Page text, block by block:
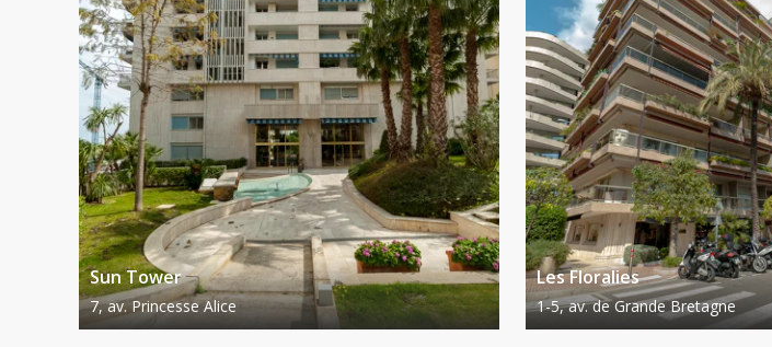
Sun Tower
7, av. Princesse Alice
Les Floralies
1-5, av. de Grande Bretagne